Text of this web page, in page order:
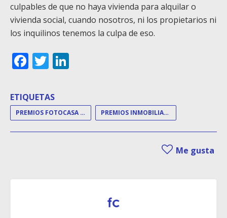
culpables de que no haya vivienda para alquilar o
vivienda social, cuando nosotros, ni los propietarios ni
los inquilinos tenemos la culpa de eso.
Facebook
Twitter
ETIQUETAS
PREMIOS FOTOCASA ACADEMY PREMIOS INMOBILIARIOS
Me gusta